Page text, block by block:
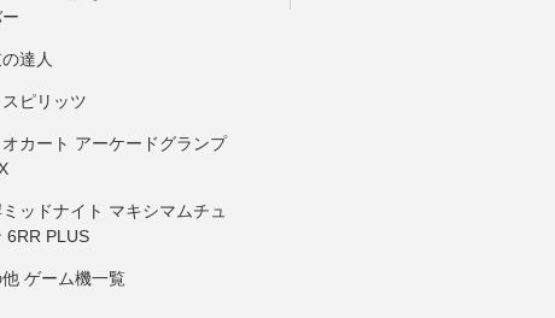
達人
ピリッツ
カート アーケードグランプ
ッドナイト マキシマムチュ
6RR PLUS
ゲーム機一覧